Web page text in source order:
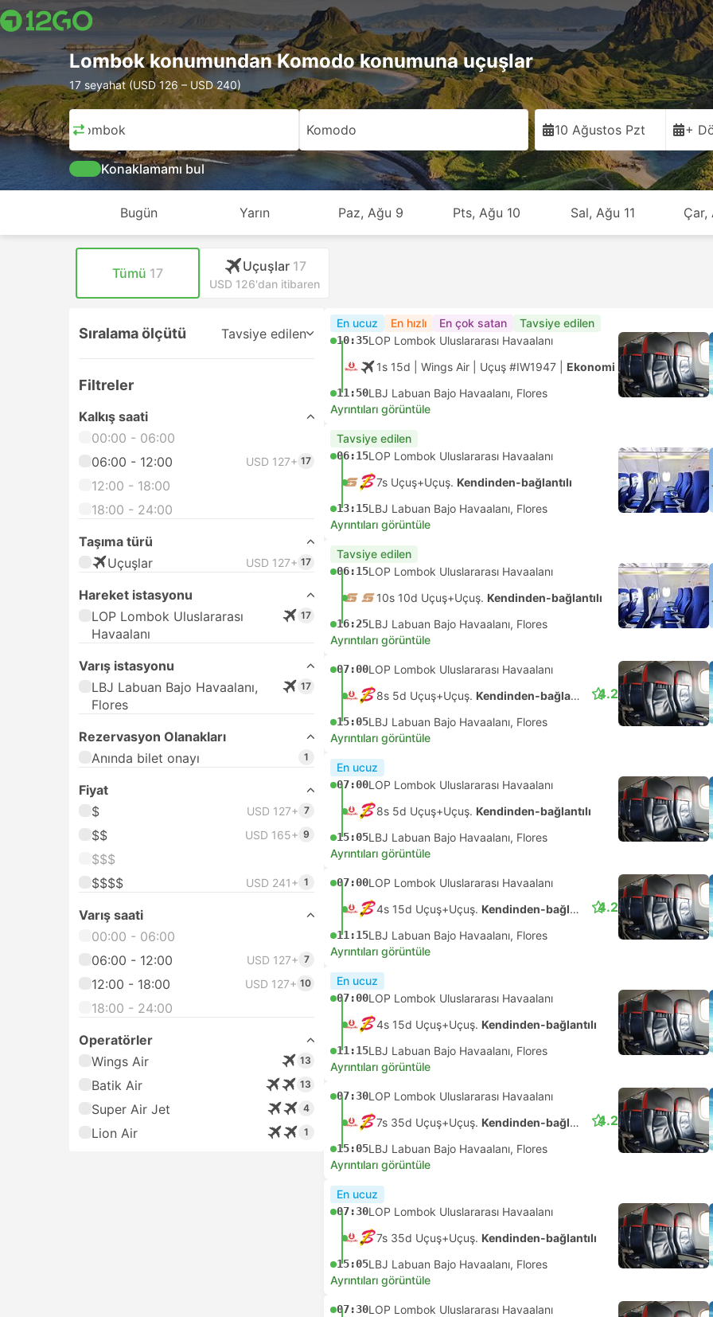
Lombok konumundan Komodo konumuna uçuşlar
17 seyahat (USD 126 – USD 240)
Lombok Komodo 10 Ağustos Pzt +
Konaklamamı bul
Bugün Yarın Paz, Ağu 9 Pts, Ağu 10 Sal, Ağu 11 Çar,
Tümü 17 Uçuşlar 17
USD 126'dan itibaren
Sıralama ölçütü Tavsiye edilen
Filtreler
Kalkış saati
00:00 - 06:00
06:00 - 12:00
USD 127+ 17
12:00 - 18:00
18:00 - 24:00
Taşıma türü
Uçuşlar
USD 127+ 17
Hareket istasyonu
LOP Lombok Uluslararası
Havaalanı
17
Varış istasyonu
LBJ Labuan Bajo Havaalanı,
Flores
17
Rezervasyon Olanakları
Anında bilet onayı
1
Fiyat
$
USD 127+ 7
$$ USD 165+ 9
$$$
$$$$
USD 241+ 1
Varış saati
00:00 - 06:00
06:00 - 12:00
USD 127+ 7
12:00 - 18:00 USD 127+ 10
18:00 - 24:00
Operatörler
Wings Air
13
Batik Air 13
Super Air Jet 4
Lion Air 1
En ucuz En hızlı En çok satan Tavsiye edilen
10:35LOP Lombok Uluslararası Havaalanı
1s 15d | Wings Air Uçuş #IW1947 Ekonomi
11:50LBJ Labuan Bajo Havaalanı, Flores
Ayrıntıları görüntüle
Tavsiye edilen
06:15LOP Lombok Uluslararası Havaalanı
7s Uçuş+Uçuş. Kendinden-bağlantılı
13:15LBJ Labuan Bajo Havaalanı, Flores
Ayrıntıları görüntüle
Tavsiye edilen
06:15LOP Lombok Uluslararası Havaalanı
10s 10d Uçuş+Uçuş. Kendinden-bağlantılı
16:25LBJ Labuan Bajo Havaalanı, Flores
Ayrıntıları görüntüle
07:00LOP Lombok Uluslararası Havaalanı
8s 5d Uçuş+Uçuş. Kendinden-bağlantılı
15:05LBJ Labuan Bajo Havaalanı, Flores
4.2
Ayrıntıları görüntüle
En ucuz
07:00LOP Lombok Uluslararası Havaalanı
8s 5d Uçuş+Uçuş. Kendinden-bağlantılı
15:05LBJ Labuan Bajo Havaalanı, Flores
Ayrıntıları görüntüle
07:00LOP Lombok Uluslararası Havaalanı
4s 15d Uçuş+Uçuş. Kendinden-bağlantılı
11:15LBJ Labuan Bajo Havaalanı, Flores
4.2
Ayrıntıları görüntüle
En ucuz
07:00LOP Lombok Uluslararası Havaalanı
4s 15d Uçuş+Uçuş. Kendinden-bağlantılı
11:15LBJ Labuan Bajo Havaalanı, Flores
Ayrıntıları görüntüle
07:30LOP Lombok Uluslararası Havaalanı
7s 35d Uçuş+Uçuş. Kendinden-bağlantılı
15:05LBJ Labuan Bajo Havaalanı, Flores
4.2
Ayrıntıları görüntüle
En ucuz
07:30LOP Lombok Uluslararası Havaalanı
7s 35d Uçuş+Uçuş. Kendinden-bağlantılı
15:05LBJ Labuan Bajo Havaalanı, Flores
Ayrıntıları görüntüle
07:30LOP Lombok Uluslararası Havaalanı